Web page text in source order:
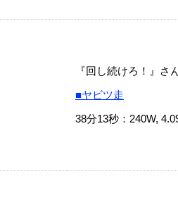
『回し続けろ！』さ
■ヤビツ走
38分13秒：240W,